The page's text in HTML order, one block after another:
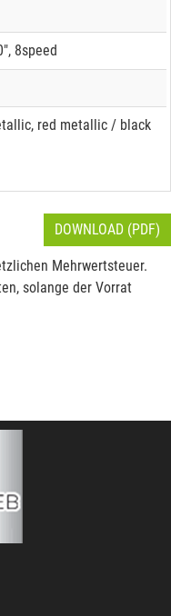
8speed
red metallic / black
DOWNLOAD (PDF)
Mehrwertsteuer.
solange der Vorrat